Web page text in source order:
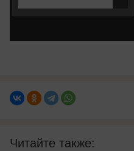
Читайте также: